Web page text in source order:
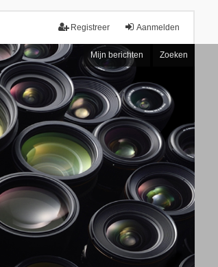
Aanmelden
Registreer
Mijn berichten Zoeken